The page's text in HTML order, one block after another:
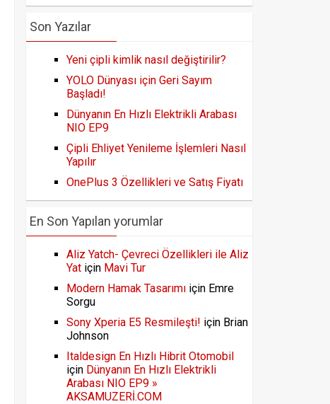
Son Yazılar
Yeni çipli kimlik nasıl değiştirilir?
YOLO Dünyası için Geri Sayım
Başladı!
Dünyanın En Hızlı Elektrikli Arabası
NIO EP9
Çipli Ehliyet Yenileme İşlemleri Nasıl
Yapılır
OnePlus 3 Özellikleri ve Satış Fiyatı
En Son Yapılan yorumlar
Aliz Yatch- Çevreci Özellikleri ile Aliz
Yat için Mavi Tur
Modern Hamak Tasarımı için Emre
Sorgu
Sony Xperia E5 Resmileşti! için Brian
Johnson
Italdesign En Hızlı Hibrit Otomobil
için Dünyanın En Hızlı Elektrikli
Arabası NIO EP9 »
AKSAMUZERİ.COM